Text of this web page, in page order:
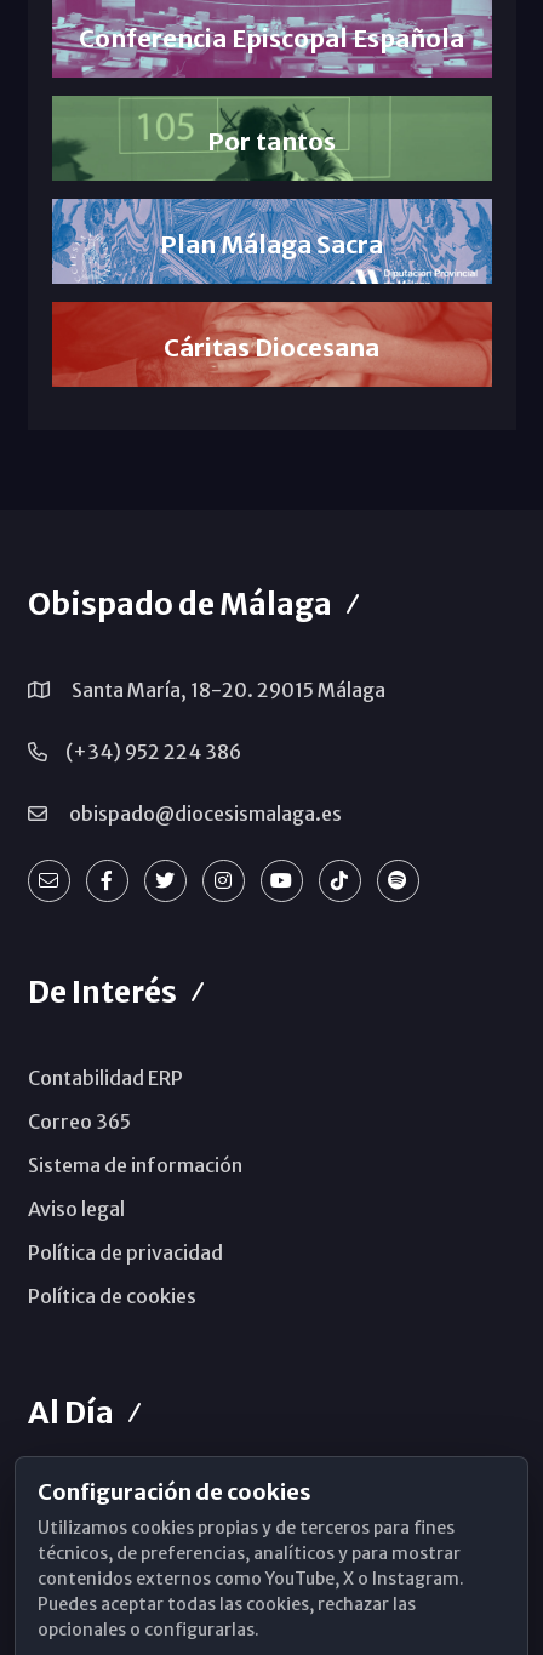
Conferencia Episcopal Española
Por tantos
Plan Málaga Sacra
Cáritas Diocesana
Obispado de Málaga
Santa María, 18-20. 29015 Málaga
(+34) 952 224 386
obispado@diocesismalaga.es
De Interés
Contabilidad ERP
Correo 365
Sistema de información
Aviso legal
Política de privacidad
Política de cookies
Al Día
Horarios de Misa
Hemeroteca
WhatsApp
Configuración de cookies
Utilizamos cookies propias y de terceros para fines
técnicos, de preferencias, analíticos y para mostrar
contenidos externos como YouTube, X o Instagram.
Puedes aceptar todas las cookies, rechazar las
opcionales o configurarlas.